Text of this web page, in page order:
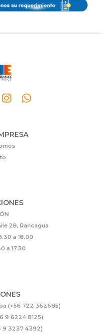
28, Rancagua
a 18.00
a 17.30
(+56 722 362685)
9 6224 8125)
9 3237 4392)